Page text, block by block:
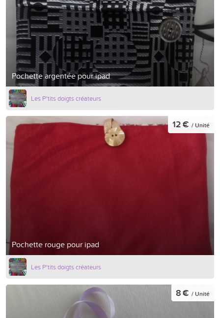
Pochette argentée pour ipad
Les P'tits doigts créateurs
Pochette rouge pour ipad
12 € / Unité
Les P'tits doigts créateurs
8 € / Unité